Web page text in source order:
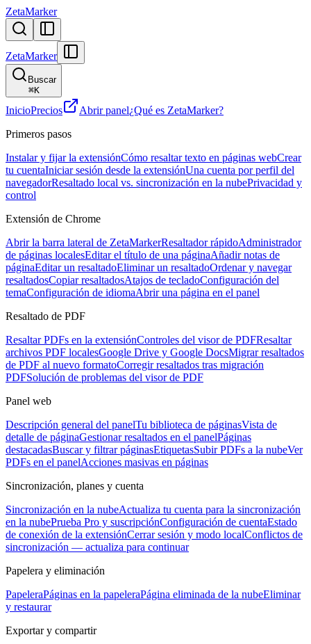
ZetaMarker
ZetaMarker
Buscar
⌘K
InicioPrecios Abrir panel¿Qué es ZetaMarker?
Primeros pasos
Instalar y fijar la extensiónCómo resaltar texto en páginas webCrear
tu cuentaIniciar sesión desde la extensiónUna cuenta por perfil del
navegadorResaltado local vs. sincronización en la nubePrivacidad y
control
Extensión de Chrome
Abrir la barra lateral de ZetaMarkerResaltador rápidoAdministrador
de páginas localesEditar el título de una páginaAñadir notas de
páginaEditar un resaltadoEliminar un resaltadoOrdenar y navegar
resaltadosCopiar resaltadosAtajos de tecladoConfiguración del
temaConfiguración de idiomaAbrir una página en el panel
Resaltado de PDF
Resaltar PDFs en la extensiónControles del visor de PDFResaltar
archivos PDF localesGoogle Drive y Google DocsMigrar resaltados
de PDF al nuevo formatoCorregir resaltados tras migración
PDFSolución de problemas del visor de PDF
Panel web
Descripción general del panelTu biblioteca de páginasVista de
detalle de páginaGestionar resaltados en el panelPáginas
destacadasBuscar y filtrar páginasEtiquetasSubir PDFs a la nubeVer
PDFs en el panelAcciones masivas en páginas
Sincronización, planes y cuenta
Sincronización en la nubeActualiza tu cuenta para la sincronización
en la nubePrueba Pro y suscripciónConfiguración de cuentaEstado
de conexión de la extensiónCerrar sesión y modo localConflictos de
sincronización — actualiza para continuar
Papelera y eliminación
PapeleraPáginas en la papeleraPágina eliminada de la nubeEliminar
y restaurar
Exportar y compartir